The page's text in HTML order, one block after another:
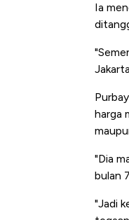
Ia
harga
"Dia
bulan
"Jadi